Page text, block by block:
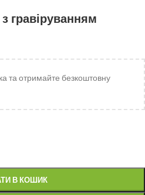
гравіруванням
та отримайте безкоштовну
В КОШИК